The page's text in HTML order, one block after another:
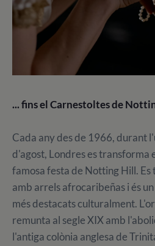
... fins el Carnestoltes de
Cada any des de 1966, durant
d'agost, Londres es transforma
famosa festa de Notting Hill.
amb arrels afrocaribeñas i és
més destacats culturalment.
remunta al segle XIX amb
l'antiga colònia anglesa de